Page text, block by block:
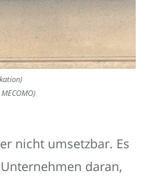
nicht umsetzbar. Es
daran,